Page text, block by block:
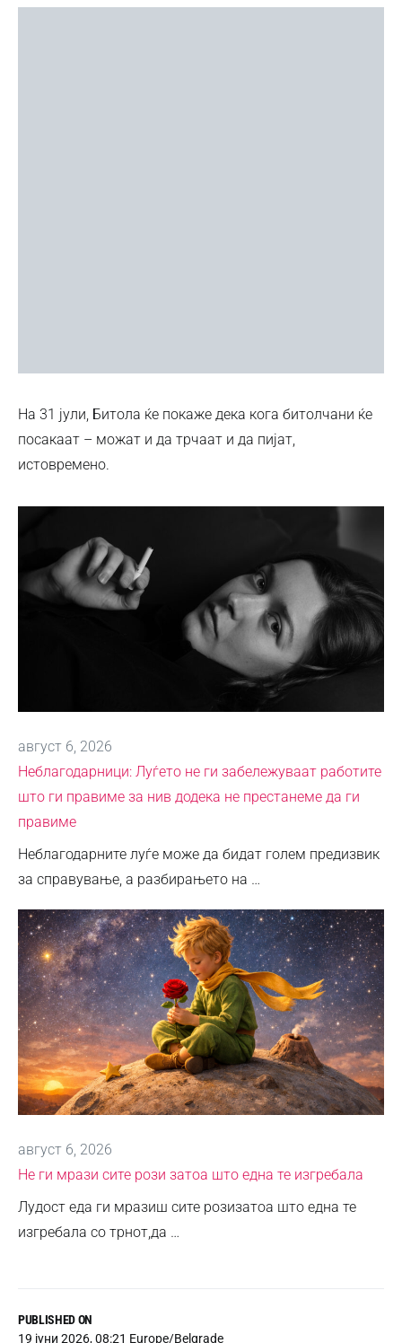
PUBLISHED ON
19 јуни 2026, 08:21 Europe/Belgrade
На 31 јули, Битола ќе покаже дека кога битолчани ќе
посакаат – можат и да трчаат и да пијат,
истовремено.
август 6, 2026
Неблагодарници: Луѓето не ги забележуваат работите
што ги правиме за нив додека не престанеме да ги
правиме
Неблагодарните луѓе може да бидат голем предизвик
за справување, а разбирањето на …
август 6, 2026
Не ги мрази сите рози затоа што една те изгребала
Лудост еда ги мразиш сите розизатоа што една те
изгребала со трнот,да …